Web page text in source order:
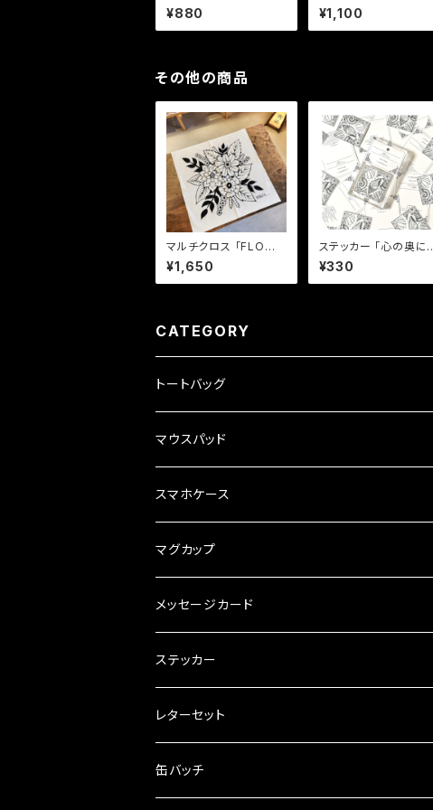
枚、封筒5枚）「心の奥に
眠るもの」
¥880
枚、封筒5枚）「Dot BLA
CK」
¥1,100
その他の商品
マルチクロス 「FLOWE
RS」
¥1,650
ステッカー 「心の奥に眠
るもの」
¥330
CATEGORY
トートバッグ
マウスパッド
スマホケース
マグカップ
メッセージカード
ステッカー
レターセット
缶バッチ